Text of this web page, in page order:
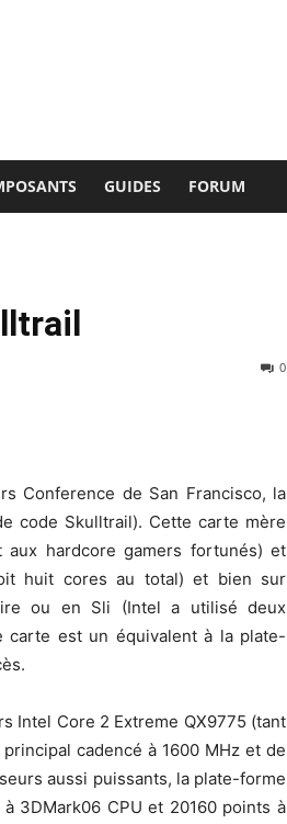
GUIDES FORUM
0
Conference de San Francisco, la
code Skulltrail). Cette carte mère
hardcore gamers fortunés) et
huit cores au total) et bien sur
ou en Sli (Intel a utilisé deux
carte est un équivalent à la plate-
Intel Core 2 Extreme QX9775 (tant
cadencé à 1600 MHz et de
aussi puissants, la plate-forme
3DMark06 CPU et 20160 points à